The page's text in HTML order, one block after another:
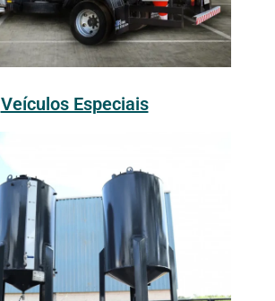
Veículos Especiais